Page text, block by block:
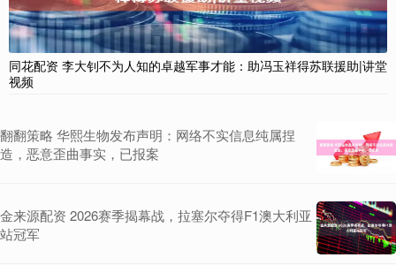
同花配资 李大钊不为人知的卓越军事才能：助冯玉祥得苏联援助|讲堂
视频
翻翻策略 华熙生物发布声明：网络不实信息纯属捏
造，恶意歪曲事实，已报案
金来源配资 2026赛季揭幕战，拉塞尔夺得F1澳大利亚
站冠军